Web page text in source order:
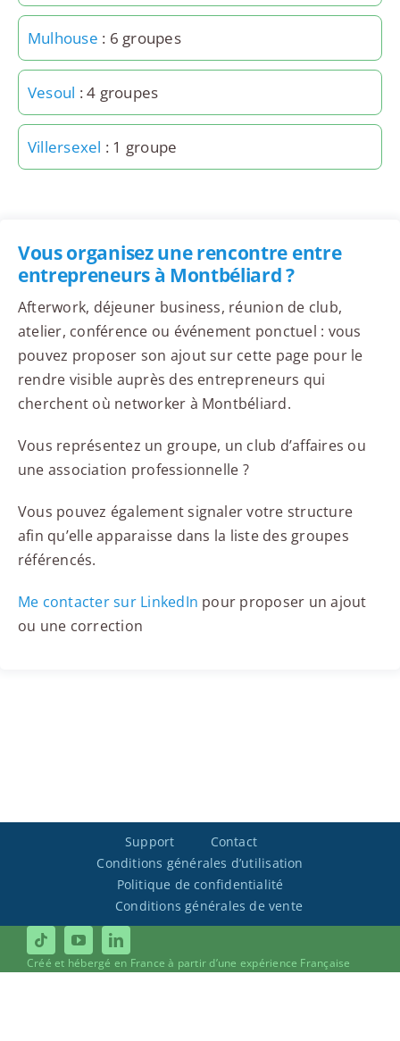
Mulhouse : 6 groupes
Vesoul : 4 groupes
Villersexel : 1 groupe
Vous organisez une rencontre entre
entrepreneurs à Montbéliard ?
Afterwork, déjeuner business, réunion de club,
atelier, conférence ou événement ponctuel : vous
pouvez proposer son ajout sur cette page pour le
rendre visible auprès des entrepreneurs qui
cherchent où networker à Montbéliard.
Vous représentez un groupe, un club d’affaires ou
une association professionnelle ?
Vous pouvez également signaler votre structure
afin qu’elle apparaisse dans la liste des groupes
référencés.
Me contacter sur LinkedIn pour proposer un ajout
ou une correction
Support
Contact
Conditions générales d’utilisation
Politique de confidentialité
Conditions générales de vente
Créé et hébergé en France à partir d’une expérience Française